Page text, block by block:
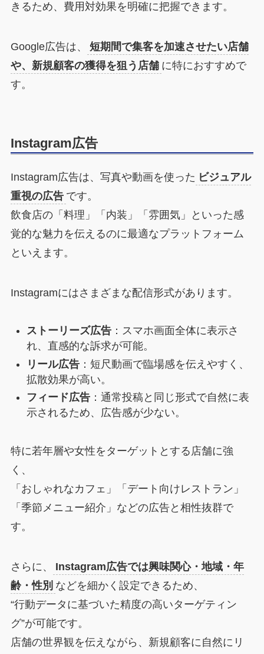
きるため、費用対効果を明確に把握できます。
Google広告は、
短期間で集客を加速させたい店舗
や、新規顧客の獲得を狙う店舗 に特におすすめで
す。
Instagram広告
Instagram広告は、写真や動画を使った ビジュアル
重視の広告 です。
飲食店の「料理」「内装」「雰囲気」といった感
覚的な魅力を伝えるのに最適なプラットフォーム
といえます。
Instagramにはさまざまな配信形式があります。
ストーリーズ広告：スマホ画面全体に表示さ
れ、直感的な訴求が可能。
リール広告：短尺動画で臨場感を伝えやすく、
拡散効果が高い。
フィード広告：通常投稿と同じ形式で自然に表
示されるため、広告感が少ない。
特に若年層や女性をターゲットとする店舗に強
く、
「おしゃれなカフェ」「デート向けレストラン」
「季節メニュー紹介」などの広告と相性抜群で
す。
さらに、
Instagram広告では興味関心・地域・年
齢・性別 などを細かく設定できるため、
“行動データに基づいた精度の高いターゲティン
グ”が可能です。
店舗の世界観を伝えながら、新規顧客に自然にリ